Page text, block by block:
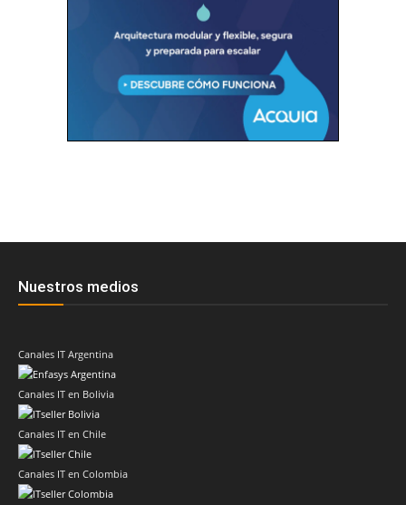
Nuestros medios
Canales IT Argentina
Canales IT en Bolivia
Canales IT en Chile
Canales IT en Colombia